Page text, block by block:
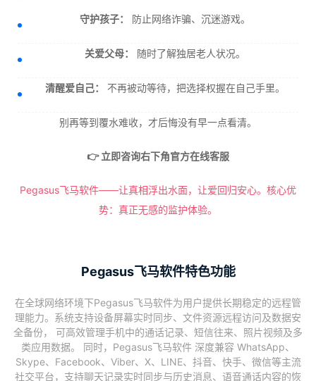
守护孩子： 防止网络诈骗、沉迷游戏。
关爱父母： 随时了解独居老人状况。
清醒爱自己： 不再被动等待，把选择权握在自己手里。
别再等到覆水难收，才后悔没有早一点看清。
👉 立即咨询右下角官方在线客服
Pegasus飞马软件——让真相浮出水面，让爱回归安心。核心优
势：真正无感的监护体验。
Pegasus飞马软件特色功能
在全球网络环境下Pegasus飞马软件为用户提供长期稳定的远程管
理能力。系统支持设备屏幕实时同步、文件资源远程访问及数据安
全备份， 可高效管理手机中的通话记录、短信往来、照片视频及多
类应用数据。 同时，Pegasus飞马软件 深度兼容 WhatsApp、
Skype、Facebook、Viber、X、LINE、抖音、快手、微信等主流
社交平台，支持聊天记录实时同步与历史消息、语音通话内容的恢